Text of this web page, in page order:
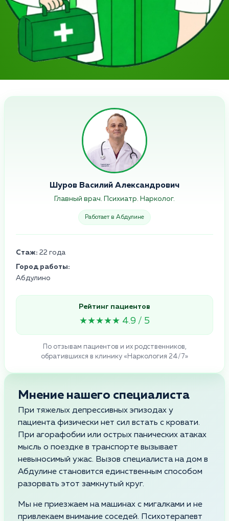
Шуров Василий Александрович
Главный врач. Психиатр. Нарколог.
Работает в Абдулине
Стаж: 22 года
Город работы:
Абдулино
Рейтинг пациентов
★★★★★ 4.9 / 5
По отзывам пациентов и их родственников,
обратившихся в клинику «Наркология 24/7»
Мнение нашего специалиста
При тяжелых депрессивных эпизодах у
пациента физически нет сил встать с кровати.
При агорафобии или острых панических атаках
мысль о поездке в транспорте вызывает
невыносимый ужас. Вызов специалиста на дом в
Абдулине становится единственным способом
разорвать этот замкнутый круг.
Мы не приезжаем на машинах с мигалками и не
привлекаем внимание соседей. Психотерапевт